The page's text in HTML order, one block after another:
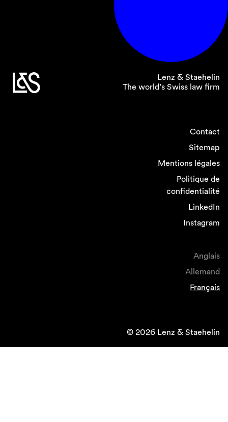
Lenz & Staehelin
The world’s Swiss law firm
Contact
Sitemap
Mentions légales
Politique de
confidentialité
LinkedIn
Instagram
Anglais
Allemand
Français
© 2026 Lenz & Staehelin